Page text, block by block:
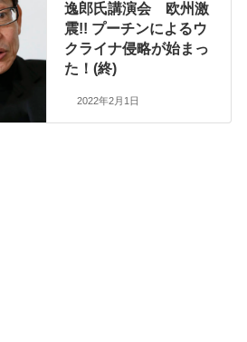
逸郎氏講演会 欧州激
震!! プーチンによるウ
クライナ侵略が始まっ
た！(終)
2022年2月1日